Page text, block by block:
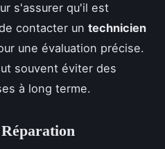
s'assurer qu'il est
contacter un technicien
une évaluation précise.
souvent éviter des
à long terme.